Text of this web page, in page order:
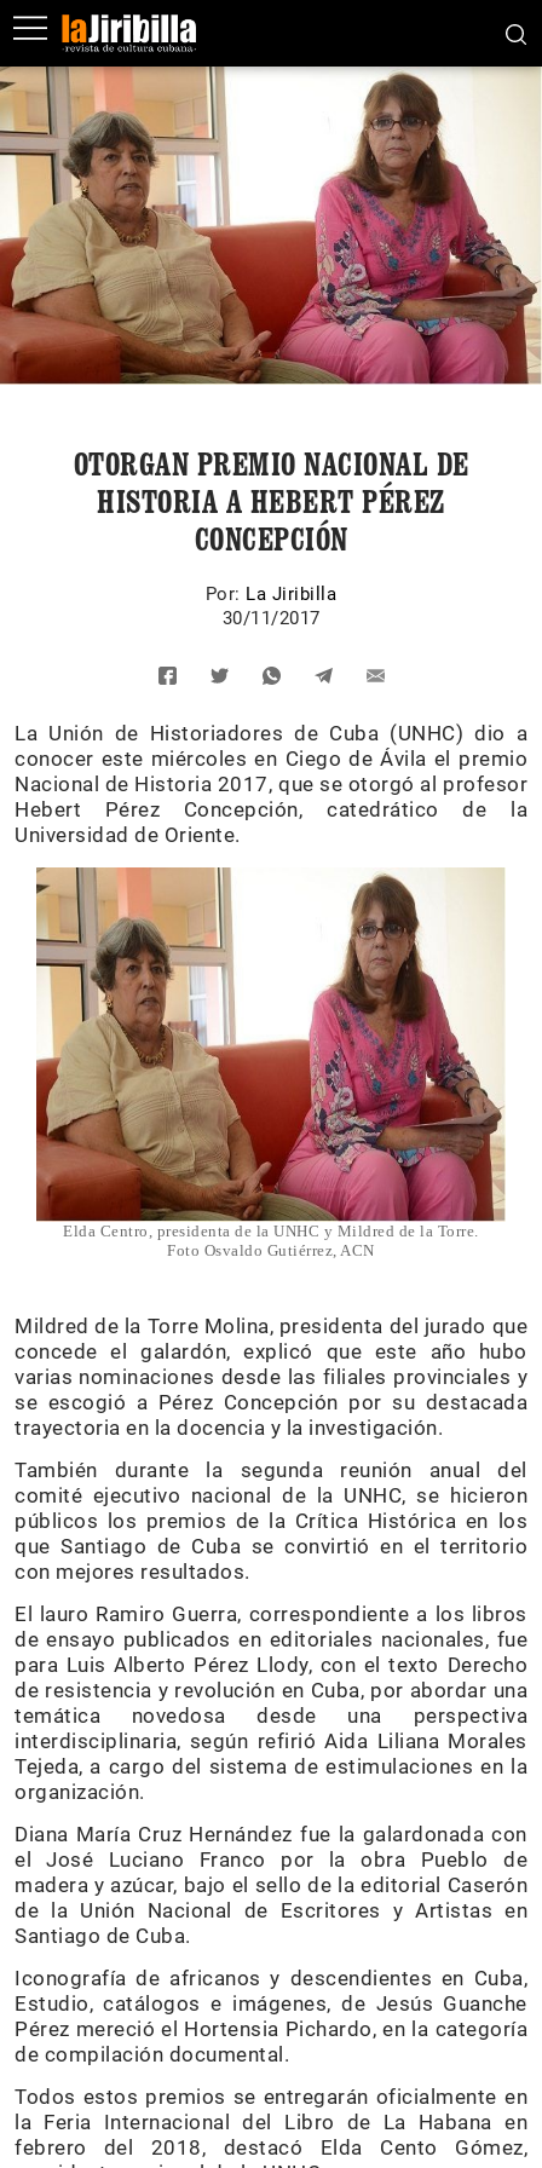
OTORGAN PREMIO NACIONAL DE
HISTORIA A HEBERT PÉREZ
CONCEPCIÓN
Por: La Jiribilla
30/11/2017
La Unión de Historiadores de Cuba (UNHC) dio a
conocer este miércoles en Ciego de Ávila el premio
Nacional de Historia 2017, que se otorgó al profesor
Hebert Pérez Concepción, catedrático de la
Universidad de Oriente.
Elda Centro, presidenta de la UNHC y Mildred de la Torre.
Foto Osvaldo Gutiérrez, ACN
Mildred de la Torre Molina, presidenta del jurado que
concede el galardón, explicó que este año hubo
varias nominaciones desde las filiales provinciales y
se escogió a Pérez Concepción por su destacada
trayectoria en la docencia y la investigación.
También durante la segunda reunión anual del
comité ejecutivo nacional de la UNHC, se hicieron
públicos los premios de la Crítica Histórica en los
que Santiago de Cuba se convirtió en el territorio
con mejores resultados.
El lauro Ramiro Guerra, correspondiente a los libros
de ensayo publicados en editoriales nacionales, fue
para Luis Alberto Pérez Llody, con el texto Derecho
de resistencia y revolución en Cuba, por abordar una
temática novedosa desde una perspectiva
interdisciplinaria, según refirió Aida Liliana Morales
Tejeda, a cargo del sistema de estimulaciones en la
organización.
Diana María Cruz Hernández fue la galardonada con
el José Luciano Franco por la obra Pueblo de
madera y azúcar, bajo el sello de la editorial Caserón
de la Unión Nacional de Escritores y Artistas en
Santiago de Cuba.
Iconografía de africanos y descendientes en Cuba,
Estudio, catálogos e imágenes, de Jesús Guanche
Pérez mereció el Hortensia Pichardo, en la categoría
de compilación documental.
Todos estos premios se entregarán oficialmente en
la Feria Internacional del Libro de La Habana en
febrero del 2018, destacó Elda Cento Gómez,